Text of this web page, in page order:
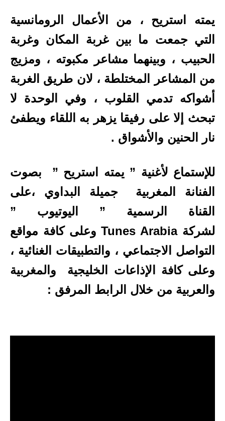
يمته استريح ، من الأعمال الرومانسية
التي جمعت ما بين غربة المكان وغربة
الحبيب ، وبينهما مشاعر مكبوته ، ومزيج
من المشاعر المختلطة ، لان طريق الغربة
أشواكه تدمي القلوب ، وفي الوحدة لا
تبحث إلا على رفيقا يزهر به اللقاء ويطفئ
نار الحنين والأشواق .
للإستماع لأغنية ” يمته استريح ” بصوت
الفنانة المغربية جميلة البداوي ،على
القناة الرسمية ” اليوتيوب ”
لشركة Tunes Arabia وعلى كافة مواقع
التواصل الاجتماعي ، والتطبيقات الغنائية ،
وعلى كافة الإذاعات الخليجية والمغربية
والعربية من خلال الرابط المرفق :